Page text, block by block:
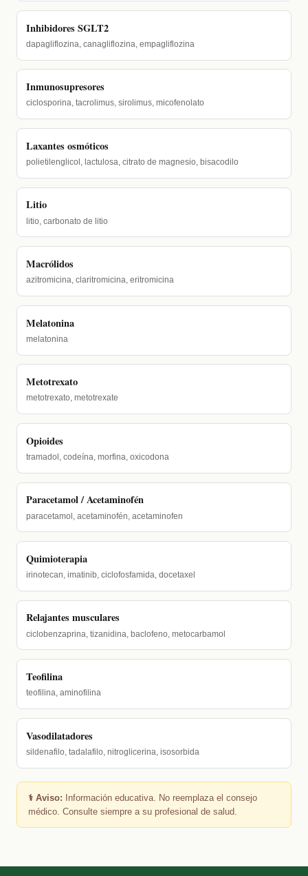
Inhibidores SGLT2
dapagliflozina, canagliflozina, empagliflozina
Inmunosupresores
ciclosporina, tacrolimus, sirolimus, micofenolato
Laxantes osmóticos
polietilenglicol, lactulosa, citrato de magnesio, bisacodilo
Litio
litio, carbonato de litio
Macrólidos
azitromicina, claritromicina, eritromicina
Melatonina
melatonina
Metotrexato
metotrexato, metotrexate
Opioides
tramadol, codeína, morfina, oxicodona
Paracetamol / Acetaminofén
paracetamol, acetaminofén, acetaminofen
Quimioterapia
irinotecan, imatinib, ciclofosfamida, docetaxel
Relajantes musculares
ciclobenzaprina, tizanidina, baclofeno, metocarbamol
Teofilina
teofilina, aminofilina
Vasodilatadores
sildenafilo, tadalafilo, nitroglicerina, isosorbida
⚕️ Aviso: Información educativa. No reemplaza el consejo
médico. Consulte siempre a su profesional de salud.